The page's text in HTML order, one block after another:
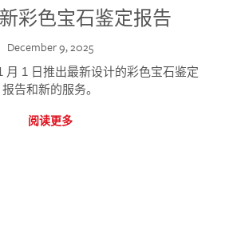
彩色宝石鉴定报告
December 9, 2025
月 1 日推出最新设计的彩色宝石鉴定
报告和新的服务。
阅读更多